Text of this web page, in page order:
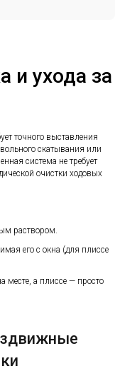
и ухода за
точного выставления
скатывания или
система не требует
очистки ходовых
раствором.
его с окна (для плиссе
месте, а плиссе — просто